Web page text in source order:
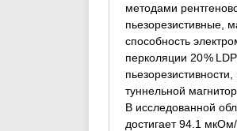
методами
пьезорезистивные,
способность
перколяции 20 %
туннельной
В исследованной
достигает 94.1